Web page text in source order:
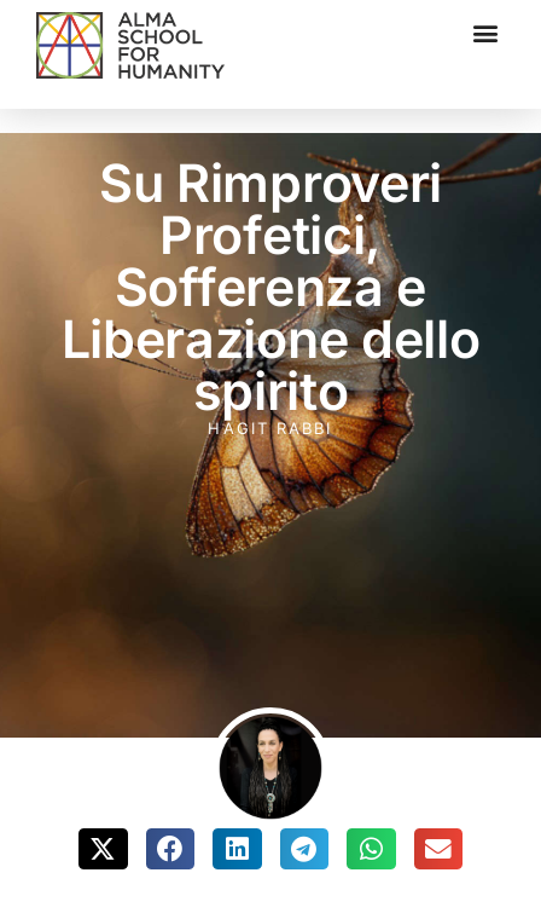
Su Rimproveri
Profetici,
Sofferenza e
Liberazione dello
spirito
HAGIT RABBI